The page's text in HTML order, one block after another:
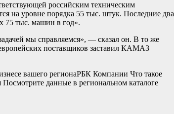
российским техническим
на уровне порядка 55 тыс. штук. Последние два
75 тыс. машин в год».
мы справляемся», — сказал он. В то же
поставщиков заставил КАМАЗ
вашего регионаРБК Компании Что такое
данные в региональном каталоге